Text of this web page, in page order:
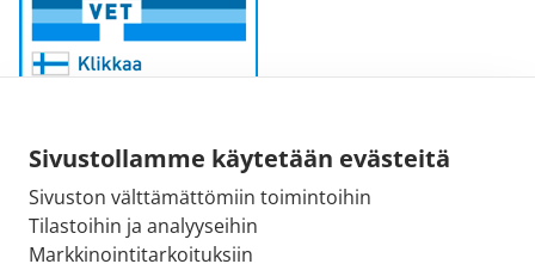
Sivustollamme käytetään evästeitä
Sivuston välttämättömiin toimintoihin
Tilastoihin ja analyyseihin
Markkinointitarkoituksiin
Sähköpostiosoite:
kirjaamo@fimea.fi